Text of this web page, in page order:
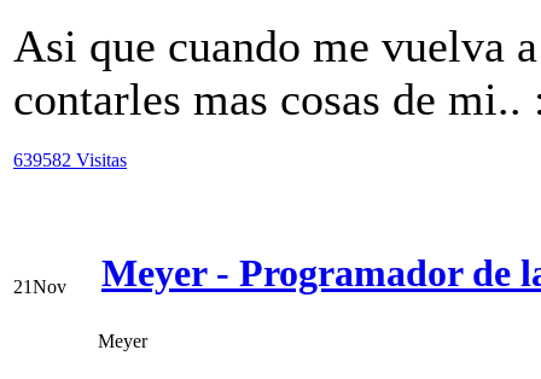
Asi que cuando me vuelva
contarles mas cosas de mi..
639582 Visitas
21Nov Meyer - Programador de
Meyer